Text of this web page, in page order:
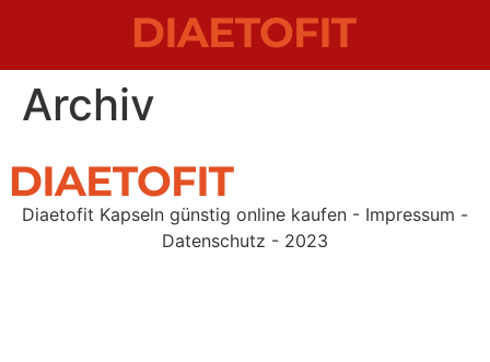
Archiv
Diaetofit Kapseln günstig online kaufen - Impressum -
Datenschutz - 2023